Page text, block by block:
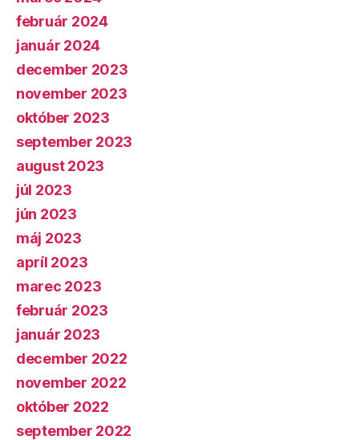
február 2024
január 2024
december 2023
november 2023
október 2023
september 2023
august 2023
júl 2023
jún 2023
máj 2023
apríl 2023
marec 2023
február 2023
január 2023
december 2022
november 2022
október 2022
september 2022